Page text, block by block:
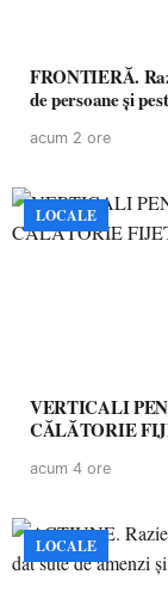
FRONTIERĂ.
de persoane și
acum 2 ore
LOCALE
VERTICALI
CĂLĂTORIE
acum 4 ore
LOCALE